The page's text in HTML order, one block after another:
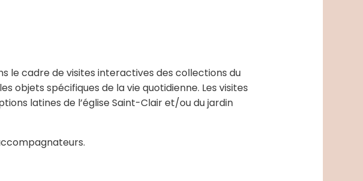
le cadre de visites interactives des collections du
objets spécifiques de la vie quotidienne. Les visites
latines de l’église Saint-Clair et/ou du jardin